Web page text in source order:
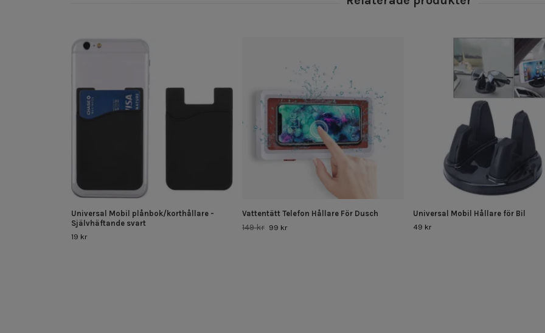
Universal Mobil plånbok/korthållare -
Självhäftande svart
19 kr
Vattentätt Telefon Hållare För Dusch
149 kr 99 kr
Universal Mobil Hållare för Bil
49 kr